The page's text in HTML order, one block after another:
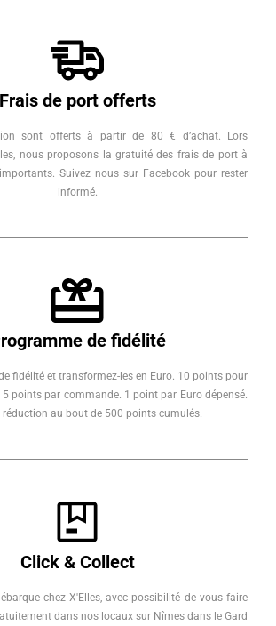
Frais de port offerts
sont offerts à partir de 80 € d’achat. Lors
nous proposons la gratuité des frais de port à
Suivez nous sur Facebook pour rester
informé.
de fidélité
fidélité et transformez-les en Euro. 10 points pour
5 points par commande. 1 point par Euro dépensé.
réduction au bout de 500 points cumulés.
Click & Collect
chez X'Elles, avec possibilité de vous faire
dans nos locaux sur Nîmes dans le Gard